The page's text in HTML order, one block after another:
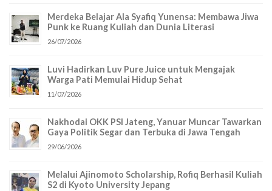
Merdeka Belajar Ala Syafiq Yunensa: Membawa Jiwa
Punk ke Ruang Kuliah dan Dunia Literasi
26/07/2026
Luvi Hadirkan Luv Pure Juice untuk Mengajak
Warga Pati Memulai Hidup Sehat
11/07/2026
Nakhodai OKK PSI Jateng, Yanuar Muncar Tawarkan
Gaya Politik Segar dan Terbuka di Jawa Tengah
29/06/2026
Melalui Ajinomoto Scholarship, Rofiq Berhasil Kuliah
S2 di Kyoto University Jepang